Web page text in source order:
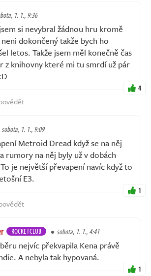
1. 1., 9:36
si nevybral žádnou hru kromě
dokončený takže bych ho
letos. Takže jsem měl konečně čas
z knihovny které mi tu smrdí už pár
4
sobota, 1. 1., 9:09
Metroid Dread když se na něj
rumory na něj byly už v dobách
je největší převapení navíc když to
E3.
1
ROCKETCLUB sobota, 1. 1., 4:41
nejvíc překvapila Kena právě
A nebyla tak hypovaná.
1